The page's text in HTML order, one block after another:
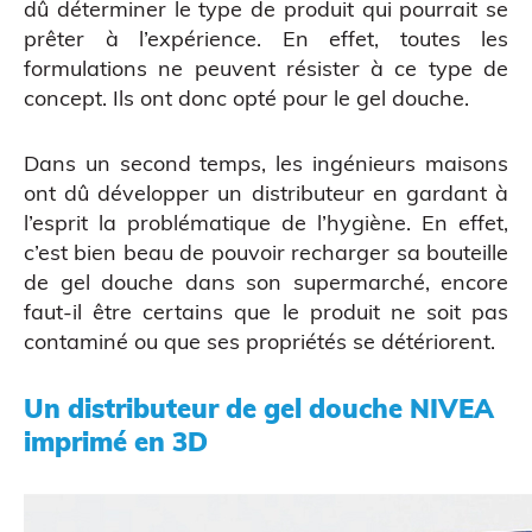
Atelier découverte
dû déterminer le type de produit qui pourrait se
prêter à l’expérience. En effet, toutes les
formulations ne peuvent résister à ce type de
concept. Ils ont donc opté pour le gel douche.
Dans un second temps, les ingénieurs maisons
ont dû développer un distributeur en gardant à
l’esprit la problématique de l’hygiène. En effet,
c’est bien beau de pouvoir recharger sa bouteille
de gel douche dans son supermarché, encore
faut-il être certains que le produit ne soit pas
contaminé ou que ses propriétés se détériorent.
Un distributeur de gel douche NIVEA
imprimé en 3D